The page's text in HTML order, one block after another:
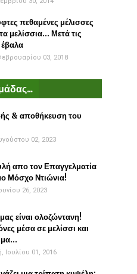
πεθαμένες μέλισσες
μελίσσια... Μετά τις
έβαλα
03, 2018
& αποθήκευση του
02, 2023
απο τον Επαγγελματία
Μόσχο Ντιώνια!
26, 2023
είναι ολοζώντανη!
μέσα σε μελίσσι και
Ιουλίου 01, 2016